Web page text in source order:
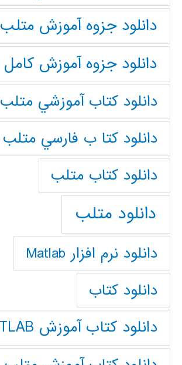
دانلود جزوه آموزش متلب
دانلود جزوه آموزش کامل matlab
دانلود كتاب آموزشي متلب
دانلود كتا ب فارسي متلب
دانلود كتاب متلب
دانلود متلب
دانلود نرم افزار Matlab
دانلود کتاب
دانلود کتاب آموزش MATLAB